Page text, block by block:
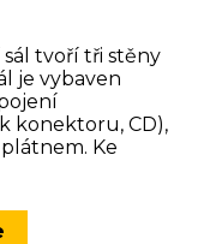
tvoří tři stěny
je vybaven
konektoru, CD),
Ke